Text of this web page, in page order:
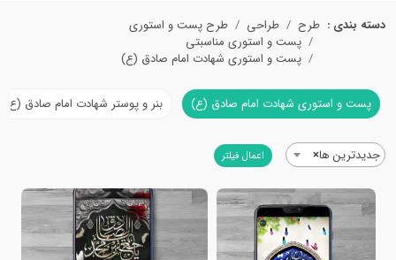
دسته بندی : طرح طراحی
طرح پست و استوری
پست و استوری مناسبتی
پست و استوری شهادت امام صادق (ع)
پست و استوری شهادت امام صادق (ع) بنر و پوستر شهادت امام صادق (ع)
×جدیدترین ها اعمال فیلتر